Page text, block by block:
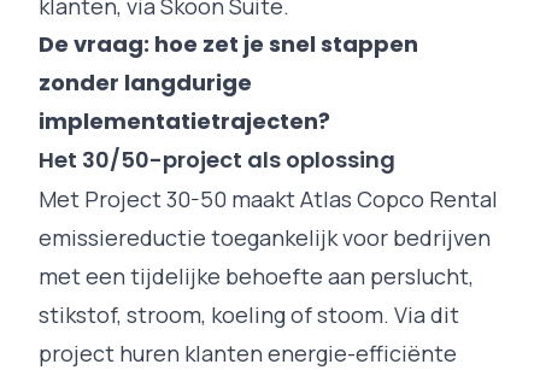
klanten, via Skoon Suite.
De vraag: hoe zet je snel stappen
zonder langdurige
implementatietrajecten?
Het 30/50-project als oplossing
Met Project 30-50 maakt Atlas Copco Rental
emissiereductie toegankelijk voor bedrijven
met een tijdelijke behoefte aan perslucht,
stikstof, stroom, koeling of stoom. Via dit
project huren klanten energie-efficiënte